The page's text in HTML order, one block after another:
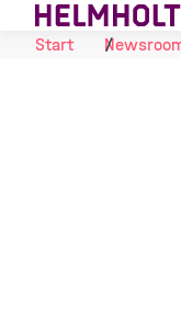
Skip to Content
Start